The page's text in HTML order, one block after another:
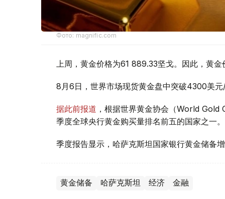
Фото: magnific.com
上周，黄金价格为61 889.33坚戈。因此，黄
8月6日，世界市场现货黄金盘中突破4300美元
据此前报道 ，根据世界黄金协会（World
季度全球央行黄金购买量排名前五的国家之一。
季度报告显示，哈萨克斯坦国家银行黄金储备增
黄金储备 哈萨克斯坦 经济 金融